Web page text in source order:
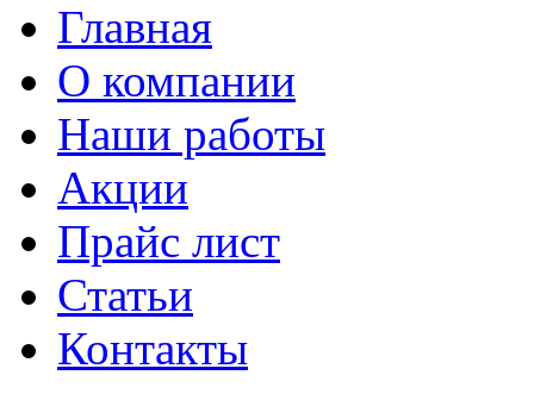
Главная
О компании
Наши работы
Акции
Прайс лист
Статьи
Контакты